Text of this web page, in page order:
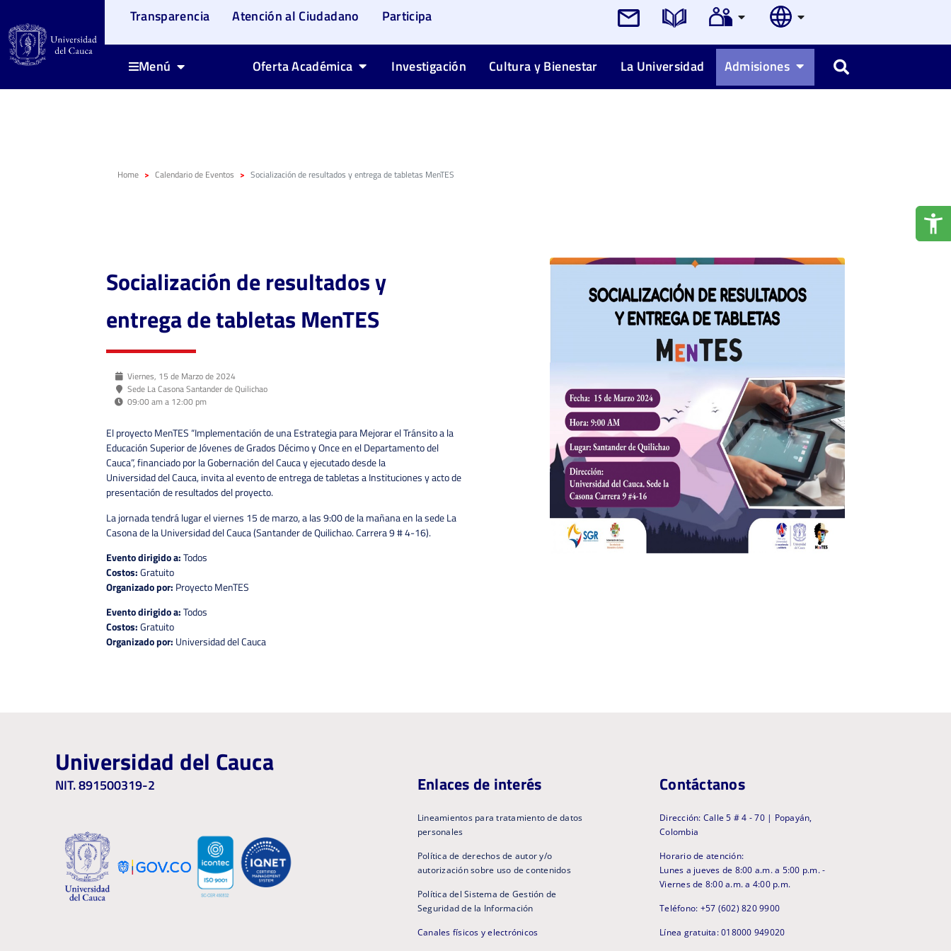
Transparencia Atención al Ciudadano Participa
Menú Oferta Académica Investigación Cultura y Bienestar La Universidad Admisiones Buscar
Home Calendario de Eventos Socialización de resultados y entrega de tabletas MenTES
Socialización de resultados y
entrega de tabletas MenTES
Viernes, 15 de Marzo de 2024
Sede La Casona Santander de Quilichao
09:00 am a 12:00 pm
El proyecto MenTES “Implementación de una Estrategia para Mejorar el Tránsito a la
Educación Superior de Jóvenes de Grados Décimo y Once en el Departamento del
Cauca”, financiado por la Gobernación del Cauca y ejecutado desde la
Universidad del Cauca, invita al evento de entrega de tabletas a Instituciones y acto de
presentación de resultados del proyecto.
La jornada tendrá lugar el viernes 15 de marzo, a las 9:00 de la mañana en la sede La
Casona de la Universidad del Cauca (Santander de Quilichao. Carrera 9 # 4-16).
Evento dirigido a:Todos
Costos:Gratuito
Organizado por: Proyecto MenTES
Evento dirigido a:Todos
Costos:Gratuito
Organizado por: Universidad del Cauca
Universidad del Cauca
NIT. 891500319-2 Enlaces de interés
Lineamientos para tratamiento de datos
personales
Política de derechos de autor y/o
autorización sobre uso de contenidos
Política del Sistema de Gestión de
Seguridad de la Información
Canales físicos y electrónicos
Contáctanos
Dirección: Calle 5 # 4 - 70 | Popayán,
Colombia
Horario de atención:
Lunes a jueves de 8:00 a.m. a 5:00 p.m. -
Viernes de 8:00 a.m. a 4:00 p.m.
Teléfono: +57 (602) 820 9900
Línea gratuita: 018000 949020